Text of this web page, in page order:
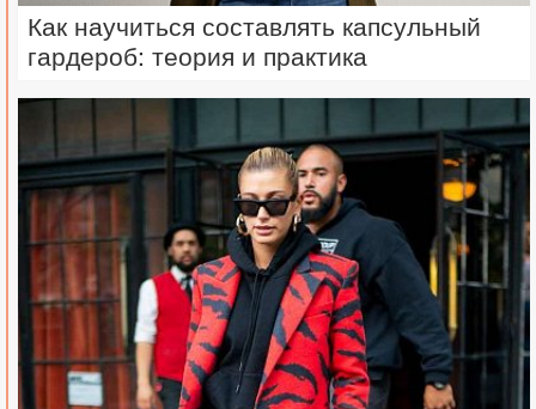
Как научиться составлять капсульный
гардероб: теория и практика